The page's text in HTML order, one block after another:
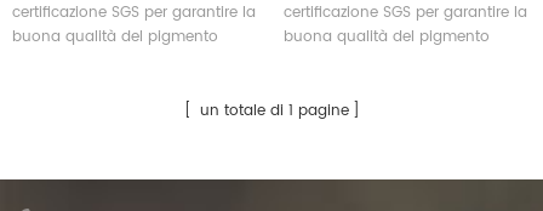
certificazione SGS per garantire la
buona qualità del pigmento
certificazione SGS per garantire la
buona qualità del pigmento
un totale di 1 pagine